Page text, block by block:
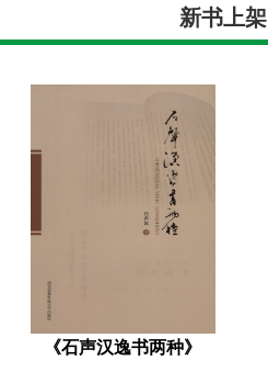
新书上架
《石声汉逸书两种》